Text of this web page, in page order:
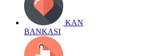
KAN
BANKASI